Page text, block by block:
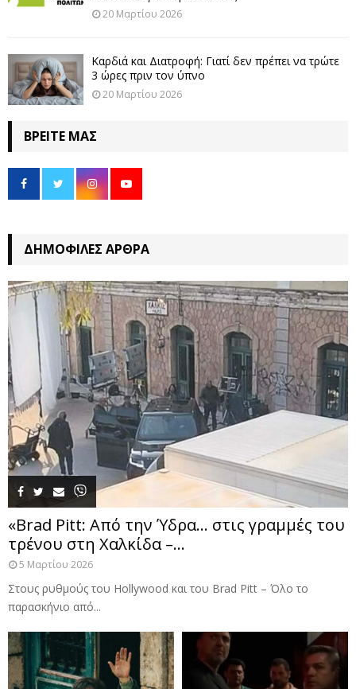
20 Μαρτίου 2026
Καρδιά και Διατροφή: Γιατί δεν πρέπει να τρώτε
3 ώρες πριν τον ύπνο
20 Μαρτίου 2026
ΒΡΕΊΤΕ ΜΑΣ
ΔΗΜΟΦΙΛΈΣ ΆΡΘΡΑ
«Brad Pitt: Από την Ύδρα… στις γραμμές του
τρένου στη Χαλκίδα –...
5 Μαρτίου 2026
Στους ρυθμούς του Hollywood και του Brad Pitt – Όλο το
παρασκήνιο από...